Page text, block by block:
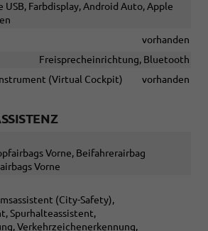
Farbdisplay, Android Auto, Apple
vorhanden
Freisprecheinrichtung, Bluetooth
(Virtual Cockpit)
vorhanden
Vorne, Beifahrerairbag
Vorne
(City-Safety),
Spurhalteassistent,
Verkehrzeichenerkennung,